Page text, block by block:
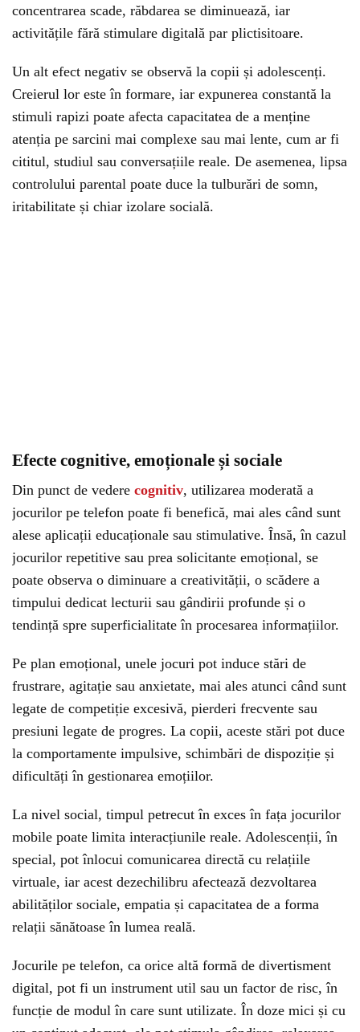
concentrarea scade, răbdarea se diminuează, iar
activitățile fără stimulare digitală par plictisitoare.
Un alt efect negativ se observă la copii și adolescenți.
Creierul lor este în formare, iar expunerea constantă la
stimuli rapizi poate afecta capacitatea de a menține
atenția pe sarcini mai complexe sau mai lente, cum ar fi
cititul, studiul sau conversațiile reale. De asemenea, lipsa
controlului parental poate duce la tulburări de somn,
iritabilitate și chiar izolare socială.
Efecte cognitive, emoționale și sociale
Din punct de vedere cognitiv, utilizarea moderată a
jocurilor pe telefon poate fi benefică, mai ales când sunt
alese aplicații educaționale sau stimulative. Însă, în cazul
jocurilor repetitive sau prea solicitante emoțional, se
poate observa o diminuare a creativității, o scădere a
timpului dedicat lecturii sau gândirii profunde și o
tendință spre superficialitate în procesarea informațiilor.
Pe plan emoțional, unele jocuri pot induce stări de
frustrare, agitație sau anxietate, mai ales atunci când sunt
legate de competiție excesivă, pierderi frecvente sau
presiuni legate de progres. La copii, aceste stări pot duce
la comportamente impulsive, schimbări de dispoziție și
dificultăți în gestionarea emoțiilor.
La nivel social, timpul petrecut în exces în fața jocurilor
mobile poate limita interacțiunile reale. Adolescenții, în
special, pot înlocui comunicarea directă cu relațiile
virtuale, iar acest dezechilibru afectează dezvoltarea
abilităților sociale, empatia și capacitatea de a forma
relații sănătoase în lumea reală.
Jocurile pe telefon, ca orice altă formă de divertisment
digital, pot fi un instrument util sau un factor de risc, în
funcție de modul în care sunt utilizate. În doze mici și cu